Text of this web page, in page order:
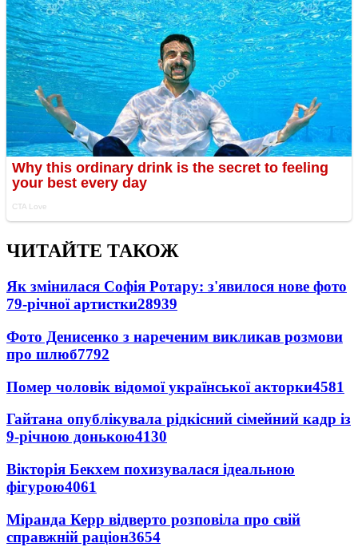
ЧИТАЙТЕ ТАКОЖ
Як змінилася Софія Ротару: з'явилося нове фото
79-річної артистки28939
Фото Денисенко з нареченим викликав розмови
про шлюб7792
Помер чоловік відомої української акторки4581
Гайтана опублікувала рідкісний сімейний кадр із
9-річною донькою4130
Вікторія Бекхем похизувалася ідеальною
фігурою4061
Міранда Керр відверто розповіла про свій
справжній раціон3654